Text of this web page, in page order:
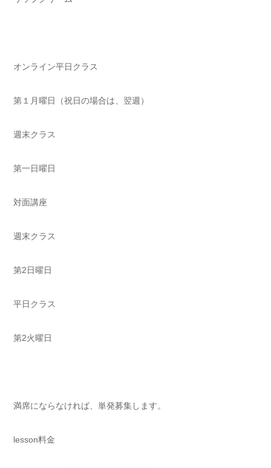
オンライン平日クラス
第１月曜日（祝日の場合は、翌週）
週末クラス
第一日曜日
対面講座
週末クラス
第2日曜日
平日クラス
第2火曜日
満席にならなければ、単発募集します。
lesson料金